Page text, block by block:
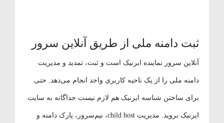
ثبت دامنه ملی از طریق آنلاین سرور
آنلاین سرور نماینده ایرنیک است و ثبت، تمدید و مدیریت
دامنه ملی را از یک ناحیه کاربری واحد انجام می‌دهد. حتی
برای ساختن شناسه ایرنیک هم لازم نیست جداگانه به سایت
ایرنیک بروید. مدیریت child host، نیم‌سرور، پارک دامنه و